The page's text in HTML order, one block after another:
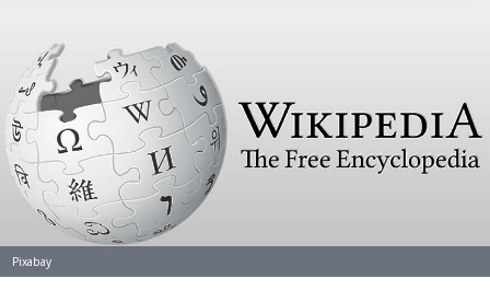
Pixabay